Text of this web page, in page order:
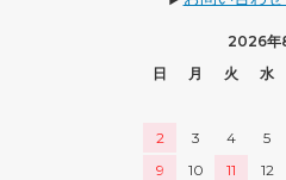
2026年
日
月 火 水
2
3 4 5
9
10 11 12